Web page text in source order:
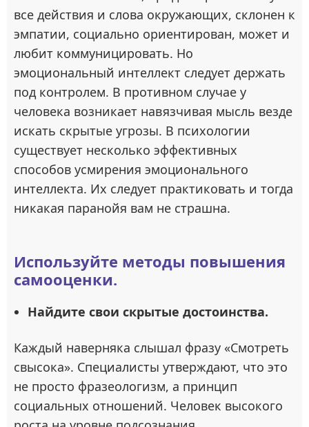
все действия и слова окружающих, склонен к
эмпатии, социально ориентирован, может и
любит коммуницировать. Но
эмоциональный интеллект следует держать
под контролем. В противном случае у
человека возникает навязчивая мысль везде
искать скрытые угрозы. В психологии
существует несколько эффективных
способов усмирения эмоционального
интеллекта. Их следует практиковать и тогда
никакая паранойя вам не страшна.
Используйте методы повышения
самооценки.
Найдите свои скрытые достоинства.
Каждый наверняка слышал фразу «Смотреть
свысока». Специалисты утверждают, что это
не просто фразеологизм, а принцип
социальных отношений. Человек высокого